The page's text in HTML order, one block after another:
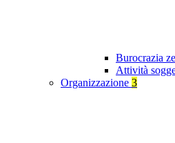
Burocrazia
Attività
Organizzazione 3